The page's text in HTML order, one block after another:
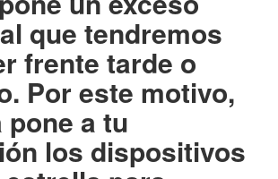
que tendremos
frente tarde o
Por este motivo,
a tu
los dispositivos